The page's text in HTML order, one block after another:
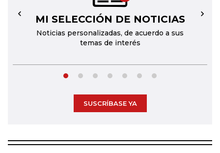
MI SELECCIÓN DE NOTICIAS
Noticias personalizadas, de acuerdo a sus
temas de interés
← →
SUSCRÍBASE YA